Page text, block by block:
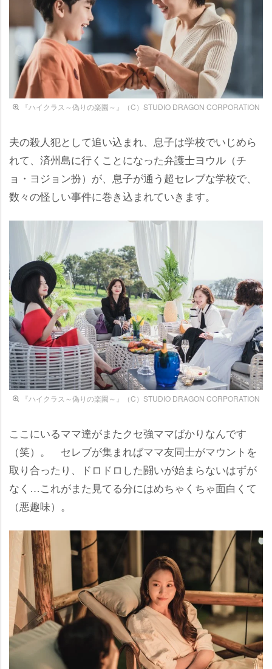
『ハイクラス～偽りの楽園～』（C）STUDIO DRAGON CORPORATION
夫の殺人犯として追い込まれ、息子は学校でいじめら
れて、済州島に行くことになった弁護士ヨウル（チ
ョ・ヨジョン扮）が、息子が通う超セレブな学校で、
数々の怪しい事件に巻き込まれていきます。
『ハイクラス～偽りの楽園～』（C）STUDIO DRAGON CORPORATION
ここにいるママ達がまたクセ強ママばかりなんです
（笑）。 セレブが集まればママ友同士がマウントを
取り合ったり、ドロドロした闘いが始まらないはずが
なく…これがまた見てる分にはめちゃくちゃ面白くて
（悪趣味）。